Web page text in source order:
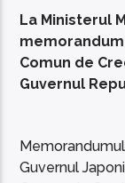
La Ministerul
Comun de
Guvernul
Guvernul